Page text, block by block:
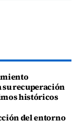
recuperación
históricos
del entorno